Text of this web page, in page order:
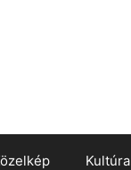
Kultúra